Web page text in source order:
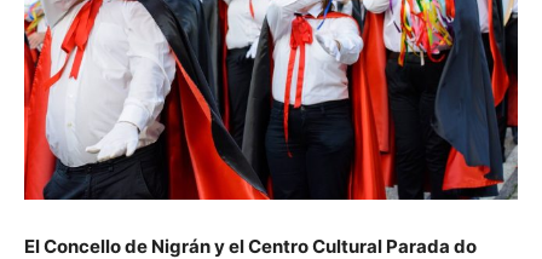
El Concello de Nigrán y el Centro Cultural Parada do